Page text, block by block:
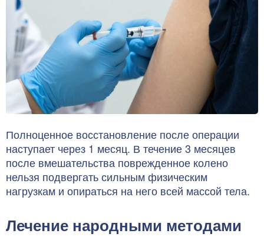
Полноценное восстановление после операции
наступает через 1 месяц. В течение 3 месяцев
после вмешательства поврежденное колено
нельзя подвергать сильным физическим
нагрузкам и опираться на него всей массой тела.
Лечение народными методами